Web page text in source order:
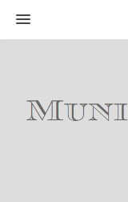
MENU